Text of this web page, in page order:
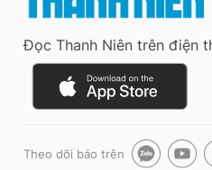
Đọc Thanh Niên trên điện
Theo dõi báo trên